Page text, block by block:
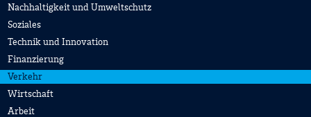
Nachhaltigkeit und Umweltschutz
Soziales
Technik und Innovation
Finanzierung
Verkehr
Wirtschaft
Arbeit